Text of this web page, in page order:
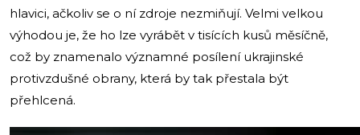
hlavici, ačkoliv se o ní zdroje nezmiňují. Velmi velkou
výhodou je, že ho lze vyrábět v tisících kusů měsíčně,
což by znamenalo významné posílení ukrajinské
protivzdušné obrany, která by tak přestala být
přehlcená.